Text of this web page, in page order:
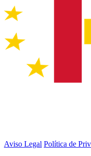
Aviso Legal Política de